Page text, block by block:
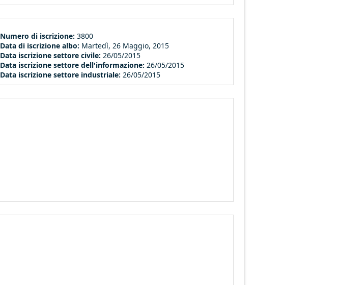
Numero di iscrizione: 3800
Data di iscrizione albo: Martedì, 26 Maggio, 2015
Data iscrizione settore civile: 26/05/2015
Data iscrizione settore dell'informazione: 26/05/2015
Data iscrizione settore industriale: 26/05/2015